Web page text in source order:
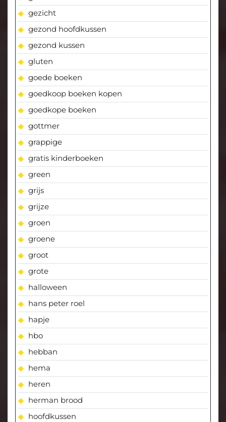
gezicht
gezond hoofdkussen
gezond kussen
gluten
goede boeken
goedkoop boeken kopen
goedkope boeken
gottmer
grappige
gratis kinderboeken
green
grijs
grijze
groen
groene
groot
grote
halloween
hans peter roel
hapje
hbo
hebban
hema
heren
herman brood
hoofdkussen